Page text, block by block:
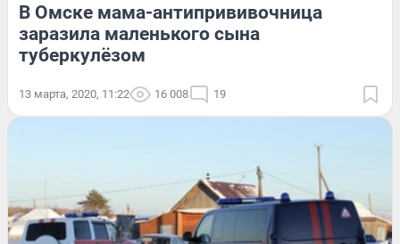
В Омске мама-антипрививочница
заразила маленького сына
туберкулёзом
13 марта, 2020, 11:22 16 008 19